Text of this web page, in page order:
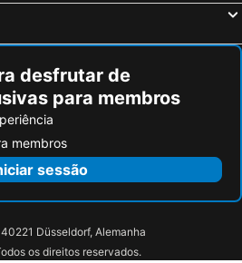
desfrutar de
para membros
membros
sessão
Düsseldorf, Alemanha
os direitos reservados.